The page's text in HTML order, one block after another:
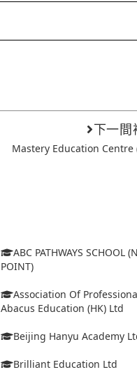
下一間
Mastery Education Centre
ABC PATHWAYS SCHOOL
POINT)
Association Of
Abacus Education (HK) Ltd
Beijing Hanyu Academy
Brilliant Education Ltd